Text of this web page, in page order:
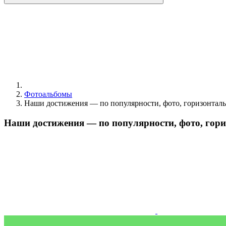
Фотоальбомы
Наши достижения — по популярности, фото,
Наши достижения — по популярности, фото,